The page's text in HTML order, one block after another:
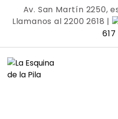
Av. San Martín 2250,
Llamanos al 2200 2618 |
617